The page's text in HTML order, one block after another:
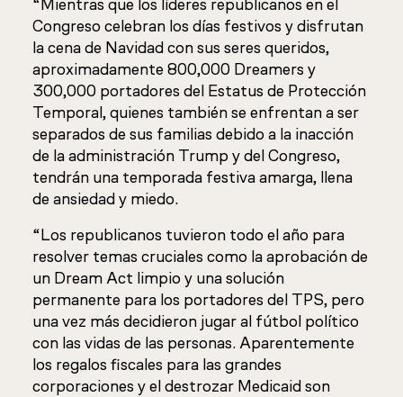
“Mientras que los líderes republicanos en el
Congreso celebran los días festivos y disfrutan
la cena de Navidad con sus seres queridos,
aproximadamente 800,000 Dreamers y
300,000 portadores del Estatus de Protección
Temporal, quienes también se enfrentan a ser
separados de sus familias debido a la inacción
de la administración Trump y del Congreso,
tendrán una temporada festiva amarga, llena
de ansiedad y miedo.
“Los republicanos tuvieron todo el año para
resolver temas cruciales como la aprobación de
un Dream Act limpio y una solución
permanente para los portadores del TPS, pero
una vez más decidieron jugar al fútbol político
con las vidas de las personas. Aparentemente
los regalos fiscales para las grandes
corporaciones y el destrozar Medicaid son